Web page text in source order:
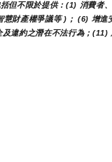
但不限於提供：(1) 消費
財產權爭議等 )； (6) 增
違約之潛在不法行為；